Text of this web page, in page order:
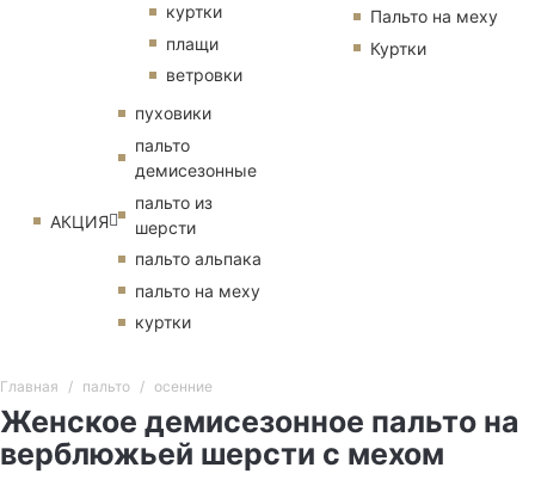
куртки
плащи
ветровки
АКЦИЯ
пуховики
пальто
демисезонные
пальто из
шерсти
пальто альпака
пальто на меху
куртки
Пальто на меху
Куртки
Главная пальто осенние
Женское демисезонное пальто на
верблюжьей шерсти с мехом